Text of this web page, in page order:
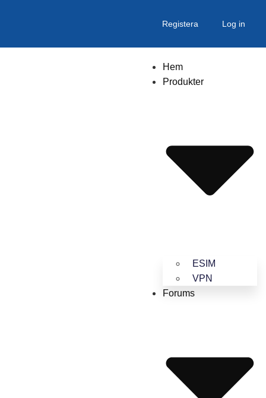
Registera Log in
Hem
Produkter
ESIM
VPN
Forums